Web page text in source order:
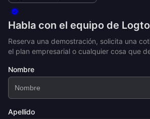
Habla con el equipo de Logto
Reserva una demostración, solicita una
el plan empresarial o cualquier cosa que
Nombre
Apellido